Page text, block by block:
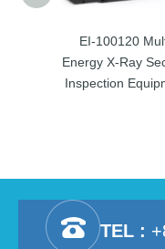
EI-100120
Energy X-Ray
Inspection
TEL :